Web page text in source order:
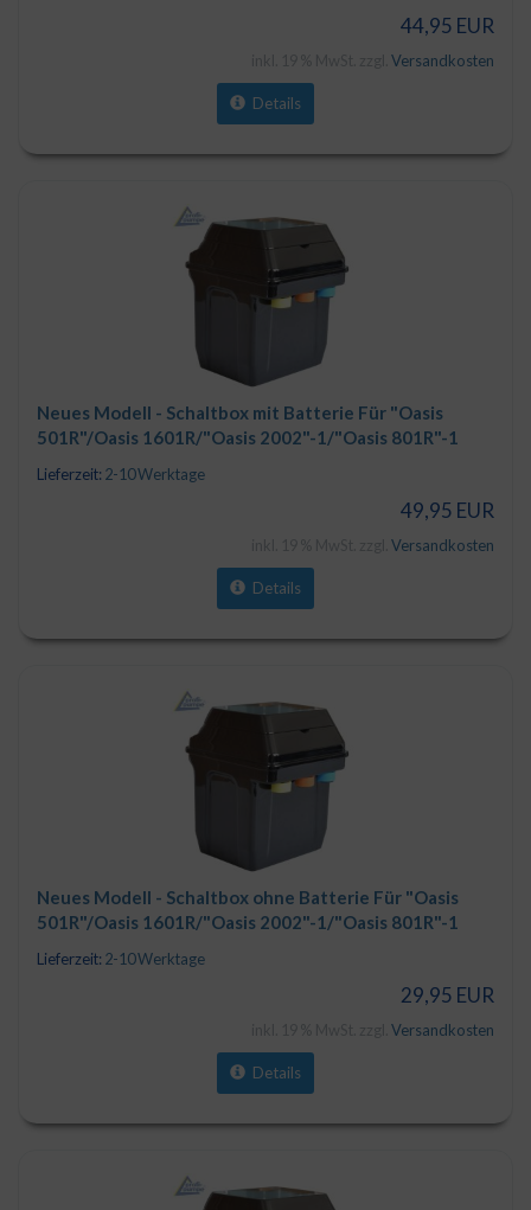
44,95 EUR
Versandkosten
Details
Neues Modell - Schaltbox mit Batterie Für "Oasis
501R"/Oasis 1601R/"Oasis 2002"-1/"Oasis 801R"-1
Lieferzeit: 2-10 Werktage
49,95 EUR
Versandkosten
Details
Neues Modell - Schaltbox ohne Batterie Für "Oasis
501R"/Oasis 1601R/"Oasis 2002"-1/"Oasis 801R"-1
Lieferzeit: 2-10 Werktage
29,95 EUR
Versandkosten
Details